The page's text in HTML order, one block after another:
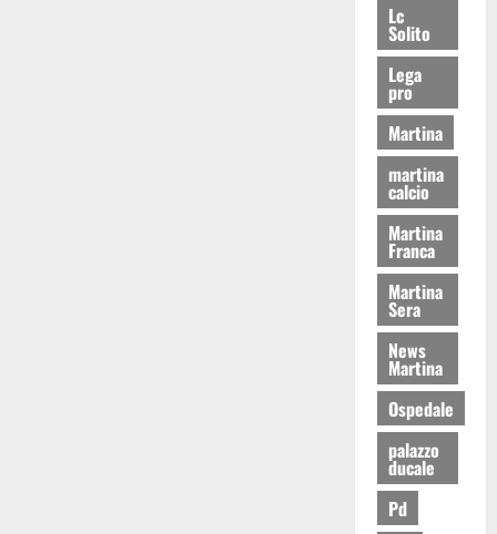
Lc
Solito
Lega
pro
Martina
martina
calcio
Martina
Franca
Martina
Sera
News
Martina
Ospedale
palazzo
ducale
Pd